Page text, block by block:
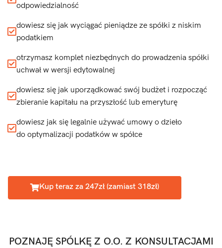
odpowiedzialność
dowiesz się jak wyciągać pieniądze ze spółki z niskim
podatkiem
otrzymasz komplet niezbędnych do prowadzenia spółki
uchwał w wersji edytowalnej
dowiesz się jak uporządkować swój budżet i rozpocząć
zbieranie kapitału na przyszłość lub emeryturę
dowiesz jak się legalnie używać umowy o dzieło
do optymalizacji podatków w spółce
Kup teraz za 247zł (zamiast 318zł)
POZNAJĘ SPÓLKĘ Z O.O. Z KONSULTACJAMI